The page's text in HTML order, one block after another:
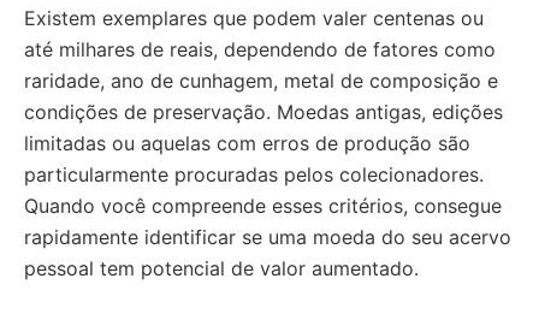
Existem exemplares que podem valer centenas ou
até milhares de reais, dependendo de fatores como
raridade, ano de cunhagem, metal de composição e
condições de preservação. Moedas antigas, edições
limitadas ou aquelas com erros de produção são
particularmente procuradas pelos colecionadores.
Quando você compreende esses critérios, consegue
rapidamente identificar se uma moeda do seu acervo
pessoal tem potencial de valor aumentado.